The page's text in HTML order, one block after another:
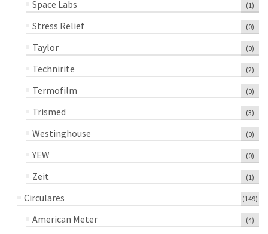
Space Labs (1)
Stress Relief (0)
Taylor (0)
Technirite (2)
Termofilm (0)
Trismed (3)
Westinghouse (0)
YEW (0)
Zeit (1)
Circulares (149)
American Meter (4)